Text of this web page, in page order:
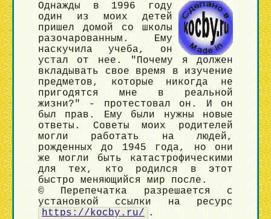
Однажды в 1996 году
один из моих детей
пришел домой со школы
разочарованным. Ему
наскучила учеба, он
устал от нее. "Почему я должен
вкладывать свое время в изучение
предметов, которые никогда не
пригодятся мне в реальной
жизни?" - протестовал он. И он
был прав. Ему были нужны новые
ответы. Советы моих родителей
могли работать на людей,
рожденных до 1945 года, но они
же могли быть катастрофическими
для тех, кто родился в этот
быстро меняющийся мир после.
© Перепечатка разрешается с
установкой ссылки на ресурс
https://kocby.ru/
.